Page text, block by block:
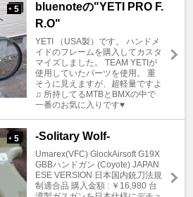
+ 5
bluenoteの"YETI PRO F.
R.O"
YETI （USA製）です。 ハンドメ
イドのフレームを購入してカスタ
マイズしました。 TEAM YETIが
使用していたパーツを使用。 重
そうに見えますが、超軽量ですよ
♫ 所持してるMTBとBMXの中で
一番のお気に入りです♥
+ 5 -Solitary Wolf-
Umarex(VFC) GlockAirsoft G19X
GBBハンドガン (Coyote) JAPAN
ESE VERSION 日本国内銃刀法規
制適合品 購入金額 : ￥16,980 台